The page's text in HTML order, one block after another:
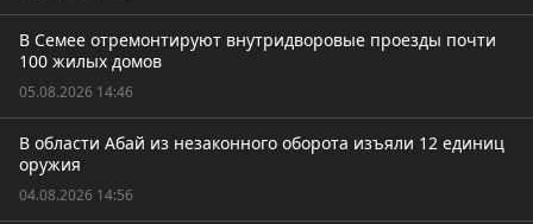
В Семее отремонтируют внутридворовые проезды почти
100 жилых домов
05.08.2026 14:46
В области Абай из незаконного оборота изъяли 12 единиц
оружия
04.08.2026 14:56